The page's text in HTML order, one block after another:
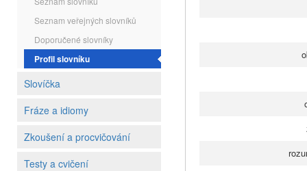
Seznam veřejných slovníků
Doporučené slovníky
Profil slovníku
Slovíčka
Fráze a idiomy
Zkoušení a procvičování
Testy a cvičení